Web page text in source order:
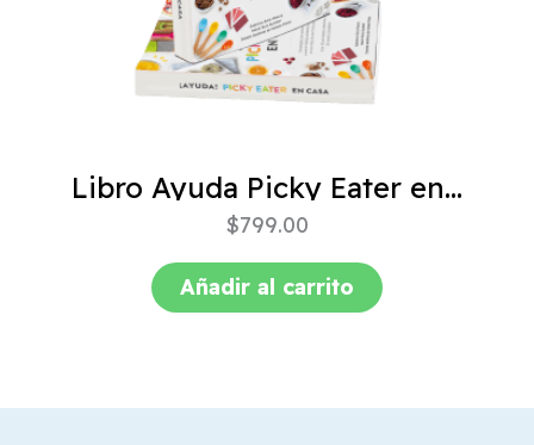
Libro Ayuda Picky Eater en casa
$799.00
Añadir al carrito